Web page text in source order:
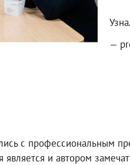
—
с профессиональным
и автором